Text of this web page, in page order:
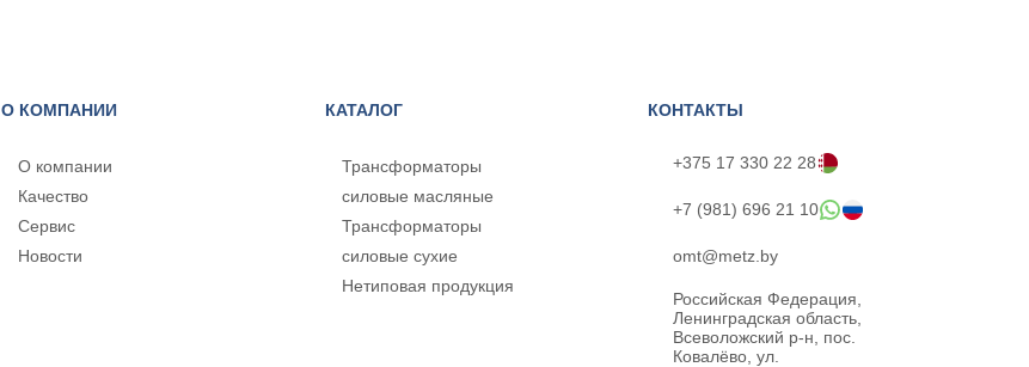
О КОМПАНИИ
О компании
Качество
Сервис
Новости
КАТАЛОГ
Трансформаторы
силовые масляные
Трансформаторы
силовые сухие
Нетиповая продукция
КОНТАКТЫ
+375 17 330 22 28
+7 (981) 696 21 10
omt@metz.by
Российская Федерация,
Ленинградская область,
Всеволожский р-н, пос.
Ковалёво, ул.